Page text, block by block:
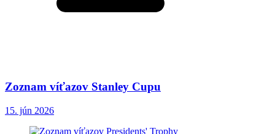
Zoznam víťazov Stanley Cupu
15. jún 2026